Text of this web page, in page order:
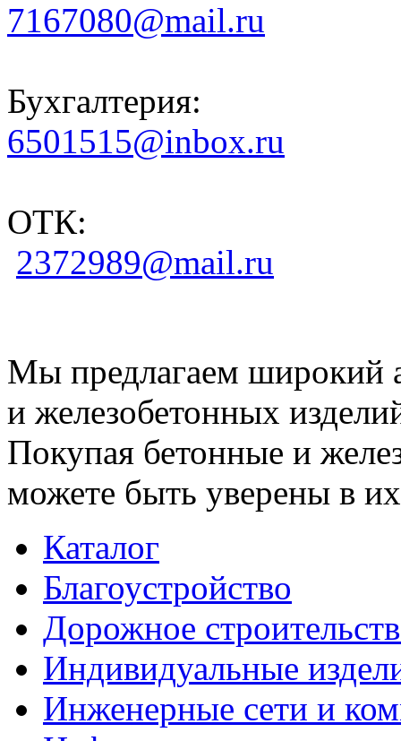
7167080@mail.ru
Бухгалтерия:
6501515@inbox.ru
ОТК:
2372989@mail.ru
Мы предлагаем широкий
и железобетонных
Покупая бетонные и
можете быть уверены в их
Каталог
Благоустройство
Дорожное
Индивидуальные
Инженерные сети и